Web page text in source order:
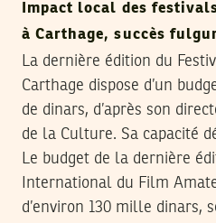
Impact local des
à Carthage, succès
La dernière édition du
Carthage dispose d’un
de dinars, d’après son
de la Culture. Sa capacité
Le budget de la dernière
International du Film
d’environ 130 mille dinars,